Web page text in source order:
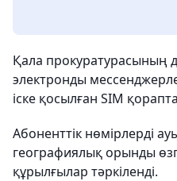
Қала прокуратурасының
электронды
іске қосылған SIM
Абоненттік нөмірлерді
географиялық орынды
құрылғылар тәркіленді.